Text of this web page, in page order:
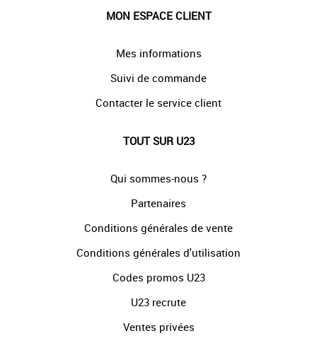
MON ESPACE CLIENT
Mes informations
Suivi de commande
Contacter le service client
TOUT SUR U23
Qui sommes-nous ?
Partenaires
Conditions générales de vente
Conditions générales d'utilisation
Codes promos U23
U23 recrute
Ventes privées